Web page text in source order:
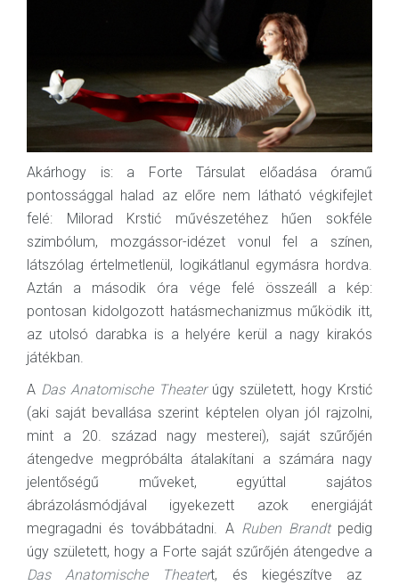
Akárhogy is: a Forte Társulat előadása óramű
pontossággal halad az előre nem látható végkifejlet
felé: Milorad Krstić művészetéhez hűen sokféle
szimbólum, mozgássor-idézet vonul fel a színen,
látszólag értelmetlenül, logikátlanul egymásra hordva.
Aztán a második óra vége felé összeáll a kép:
pontosan kidolgozott hatásmechanizmus működik itt,
az utolsó darabka is a helyére kerül a nagy kirakós
játékban.
A Das Anatomische Theaterúgy született, hogy Krstić
(aki saját bevallása szerint képtelen olyan jól rajzolni,
mint a 20. század nagy mesterei), saját szűrőjén
átengedve megpróbálta átalakítani a számára nagy
jelentőségű műveket, egyúttal sajátos
ábrázolásmódjával igyekezett azok energiáját
megragadni és továbbátadni. A Ruben Brandtpedig
úgy született, hogy a Forte saját szűrőjén átengedve a
Das Anatomische Theatert, és kiegészítve az